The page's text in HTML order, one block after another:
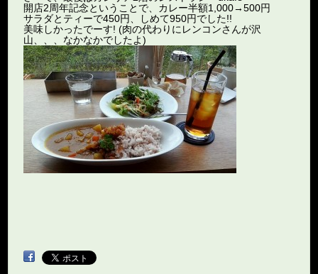
開店2周年記念ということで、カレー半額1,000→500円
サラダとティーで450円、しめて950円でした!!
美味しかったでーす! (肉の代わりにレンコンさんが沢
山、、、なかなかでしたよ)